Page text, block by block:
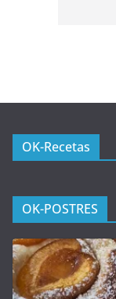
OK-Recetas
OK-POSTRES